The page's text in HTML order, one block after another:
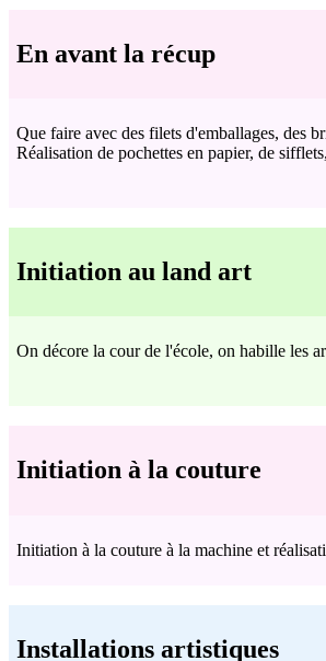
En avant la récup
Que faire avec des filets d'emballages, des
Réalisation de pochettes en papier, de
Initiation au land art
On décore la cour de l'école, on habille les
Initiation à la couture
Initiation à la couture à la machine et
Installations artistiques